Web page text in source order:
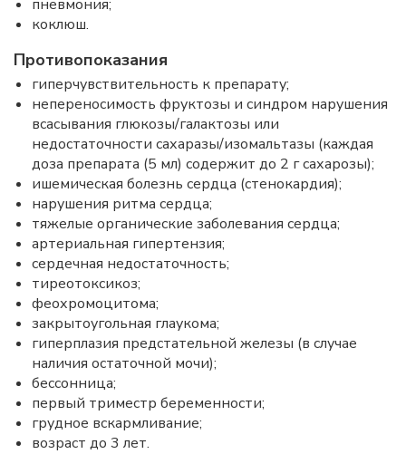
пневмония;
коклюш.
Противопоказания
гиперчувствительность к препарату;
непереносимость фруктозы и синдром нарушения
всасывания глюкозы/галактозы или
недостаточности сахаразы/изомальтазы (каждая
доза препарата (5 мл) содержит до 2 г сахарозы);
ишемическая болезнь сердца (стенокардия);
нарушения ритма сердца;
тяжелые органические заболевания сердца;
артериальная гипертензия;
сердечная недостаточность;
тиреотоксикоз;
феохромоцитома;
закрытоугольная глаукома;
гиперплазия предстательной железы (в случае
наличия остаточной мочи);
бессонница;
первый триместр беременности;
грудное вскармливание;
возраст до 3 лет.